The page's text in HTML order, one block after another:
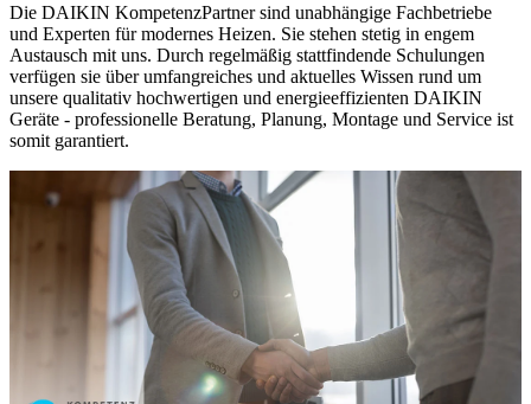
Die DAIKIN KompetenzPartner sind unabhängige Fachbetriebe
und Experten für modernes Heizen. Sie stehen stetig in engem
Austausch mit uns. Durch regelmäßig stattfindende Schulungen
verfügen sie über umfangreiches und aktuelles Wissen rund um
unsere qualitativ hochwertigen und energieeffizienten DAIKIN
Geräte - professionelle Beratung, Planung, Montage und Service ist
somit garantiert.